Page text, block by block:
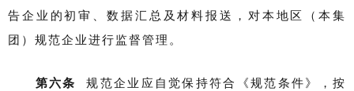
告企业的初审、数据汇总及材料报送，对本地区（本集
团）规范企业进行监督管理。
第六条
规范企业应自觉保持符合《规范条件》，按